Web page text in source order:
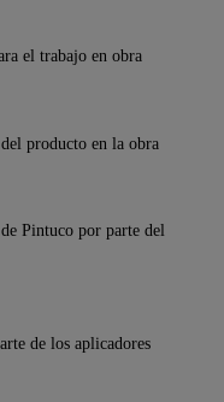
el trabajo en obra
producto en la obra
Pintuco por parte del
de los aplicadores